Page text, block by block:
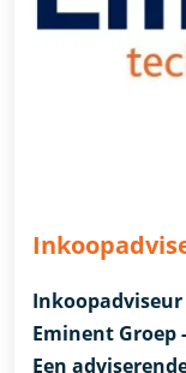
Inkoopadviseur
Eminent Groep
Een